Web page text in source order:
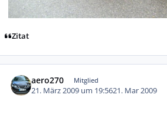
Zitat
aero270 Mitglied
21. März 2009 um 19:5621. Mar 2009